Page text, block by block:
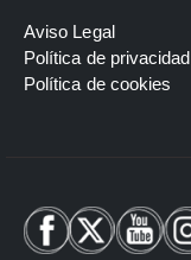
Aviso Legal
Política de privacidad
Política de cookies